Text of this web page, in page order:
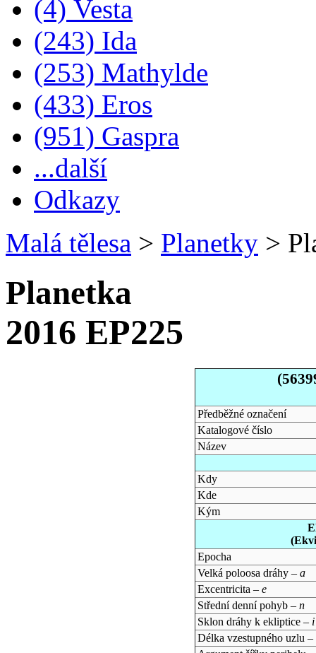
(4) Vesta
(243) Ida
(253) Mathylde
(433) Eros
(951) Gaspra
...další
Odkazy
Malá tělesa > Planetky >
Planetka
2016 EP225
Předběžné označení
Katalogové číslo
Název
Kdy
Kde
Kým
Epocha
Velká poloosa dráhy – a
Excentricita – e
Střední denní pohyb – n
Sklon dráhy k ekliptice – i
Délka vzestupného uzlu –